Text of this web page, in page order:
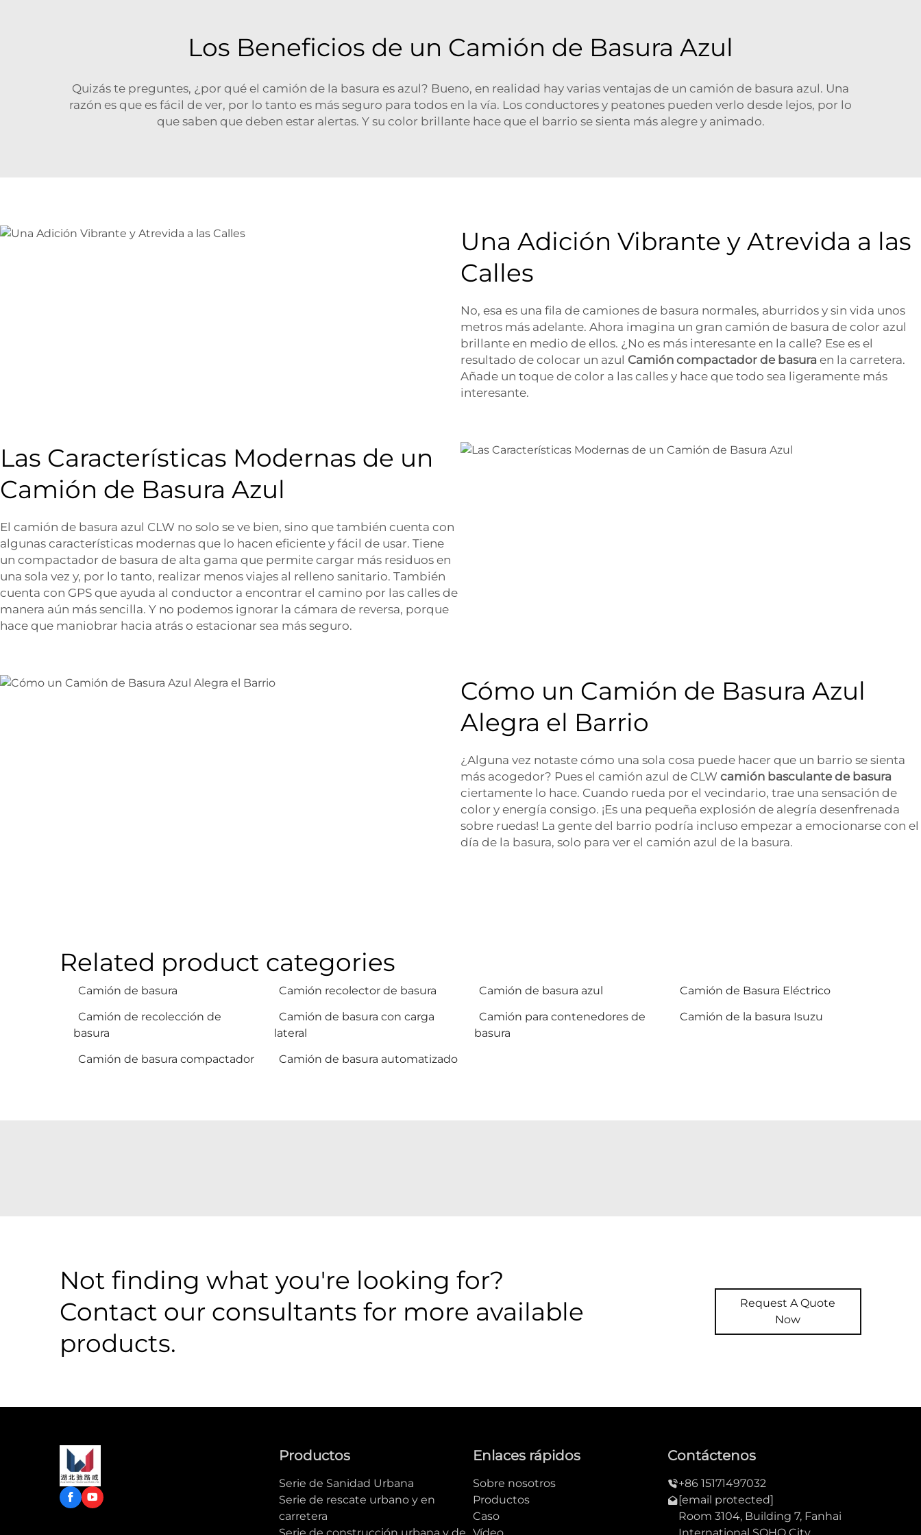
Los Beneficios de un Camión de Basura Azul
Quizás te preguntes, ¿por qué el camión de la basura es azul? Bueno, en realidad hay varias ventajas de un camión de basura azul. Una
razón es que es fácil de ver, por lo tanto es más seguro para todos en la vía. Los conductores y peatones pueden verlo desde lejos, por lo
que saben que deben estar alertas. Y su color brillante hace que el barrio se sienta más alegre y animado.
Una Adición Vibrante y Atrevida a las
Calles
No, esa es una fila de camiones de basura normales, aburridos y sin vida unos
metros más adelante. Ahora imagina un gran camión de basura de color azul
brillante en medio de ellos. ¿No es más interesante en la calle? Ese es el
resultado de colocar un azul Camión compactador de basura en la carretera.
Añade un toque de color a las calles y hace que todo sea ligeramente más
interesante.
Las Características Modernas de un
Camión de Basura Azul
El camión de basura azul CLW no solo se ve bien, sino que también cuenta con
algunas características modernas que lo hacen eficiente y fácil de usar. Tiene
un compactador de basura de alta gama que permite cargar más residuos en
una sola vez y, por lo tanto, realizar menos viajes al relleno sanitario. También
cuenta con GPS que ayuda al conductor a encontrar el camino por las calles de
manera aún más sencilla. Y no podemos ignorar la cámara de reversa, porque
hace que maniobrar hacia atrás o estacionar sea más seguro.
Cómo un Camión de Basura Azul
Alegra el Barrio
¿Alguna vez notaste cómo una sola cosa puede hacer que un barrio se sienta
más acogedor? Pues el camión azul de CLW camión basculante de basura
ciertamente lo hace. Cuando rueda por el vecindario, trae una sensación de
color y energía consigo. ¡Es una pequeña explosión de alegría desenfrenada
sobre ruedas! La gente del barrio podría incluso empezar a emocionarse con el
día de la basura, solo para ver el camión azul de la basura.
Related product categories
Camión de basura Camión recolector de basura Camión de basura azul
Camión de Basura Eléctrico
Camión de recolección de
basura
Camión de basura con carga
lateral
Camión para contenedores de
basura
Camión de la basura Isuzu
Camión de basura compactador Camión de basura automatizado
Not finding what you're looking for?
Contact our consultants for more available
products.
Request A Quote
Now
Productos
Serie de Sanidad Urbana
Serie de rescate urbano y en
carretera
Serie de construcción urbana y de
Enlaces rápidos
Sobre nosotros
Productos
Caso
Vídeo
Contáctenos
+86 15171497032
[email protected]
Room 3104, Building 7, Fanhai
International SOHO City,